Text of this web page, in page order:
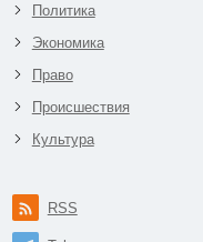
Политика
Экономика
Право
Происшествия
Культура
RSS